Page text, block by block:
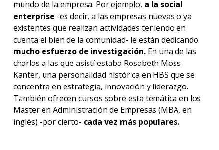
mundo de la empresa. Por ejemplo, a la social
enterprise -es decir, a las empresas nuevas o ya
existentes que realizan actividades teniendo en
cuenta el bien de la comunidad- le están dedicando
mucho esfuerzo de investigación.En una de las
charlas a las que asistí estaba Rosabeth Moss
Kanter, una personalidad histórica en HBS que se
concentra en estrategia, innovación y liderazgo.
También ofrecen cursos sobre esta temática en los
Master en Administración de Empresas (MBA, en
inglés) -por cierto- cada vez más populares.